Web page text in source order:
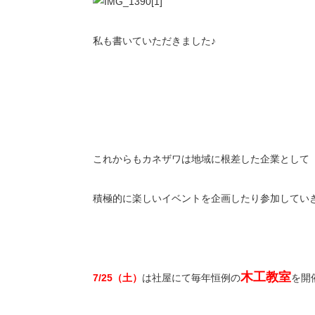
私も書いていただきました♪
これからもカネザワは地域に根差した企業として
積極的に楽しいイベントを企画したり参加してい
7/25（土） は社屋にて毎年恒例の木工教室を開